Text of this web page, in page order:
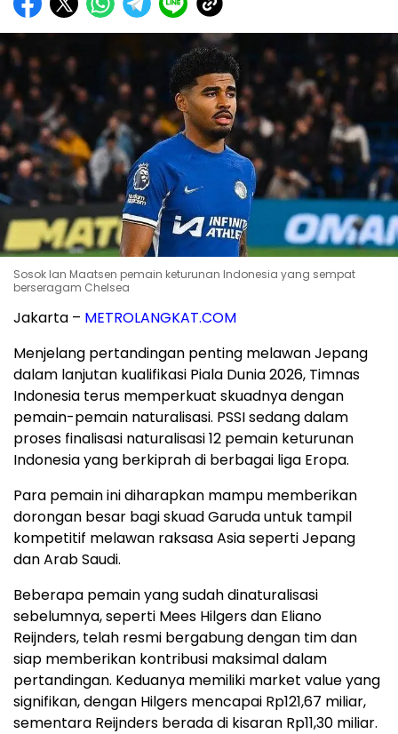
Sosok Ian Maatsen pemain keturunan Indonesia yang sempat
berseragam Chelsea
Jakarta – METROLANGKAT.COM
Menjelang pertandingan penting melawan Jepang
dalam lanjutan kualifikasi Piala Dunia 2026, Timnas
Indonesia terus memperkuat skuadnya dengan
pemain-pemain naturalisasi. PSSI sedang dalam
proses finalisasi naturalisasi 12 pemain keturunan
Indonesia yang berkiprah di berbagai liga Eropa.
Para pemain ini diharapkan mampu memberikan
dorongan besar bagi skuad Garuda untuk tampil
kompetitif melawan raksasa Asia seperti Jepang
dan Arab Saudi.
Beberapa pemain yang sudah dinaturalisasi
sebelumnya, seperti Mees Hilgers dan Eliano
Reijnders, telah resmi bergabung dengan tim dan
siap memberikan kontribusi maksimal dalam
pertandingan. Keduanya memiliki market value yang
signifikan, dengan Hilgers mencapai Rp121,67 miliar,
sementara Reijnders berada di kisaran Rp11,30 miliar.